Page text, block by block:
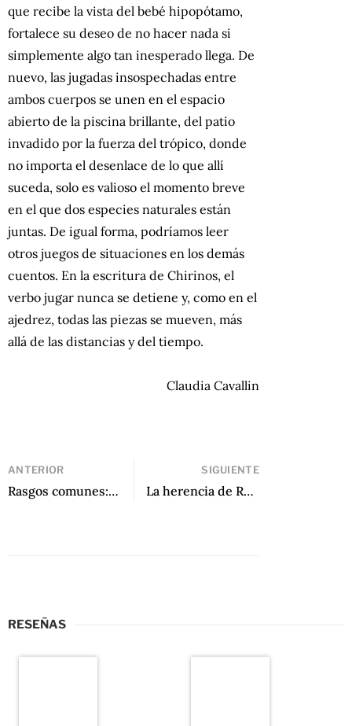
que recibe la vista del bebé hipopótamo,
fortalece su deseo de no hacer nada si
simplemente algo tan inesperado llega. De
nuevo, las jugadas insospechadas entre
ambos cuerpos se unen en el espacio
abierto de la piscina brillante, del patio
invadido por la fuerza del trópico, donde
no importa el desenlace de lo que allí
suceda, solo es valioso el momento breve
en el que dos especies naturales están
juntas. De igual forma, podríamos leer
otros juegos de situaciones en los demás
cuentos. En la escritura de Chirinos, el
verbo jugar nunca se detiene y, como en el
ajedrez, todas las piezas se mueven, más
allá de las distancias y del tiempo.
Claudia Cavallin
ANTERIOR
Rasgos comunes: Antología de la poesía venezolana del siglo XX de Antonio López Ortega, Miguel Gomes y Gina Saraceni, eds.
SIGUIENTE
La herencia de Rafael Reyes-Ruiz
RESEÑAS